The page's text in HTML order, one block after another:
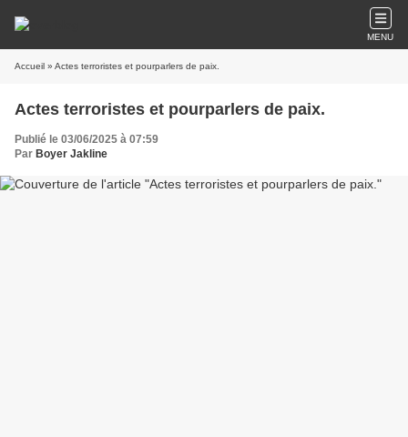
MENU
Accueil » Actes terroristes et pourparlers de paix.
Actes terroristes et pourparlers de paix.
Publié le 03/06/2025 à 07:59
Par Boyer Jakline